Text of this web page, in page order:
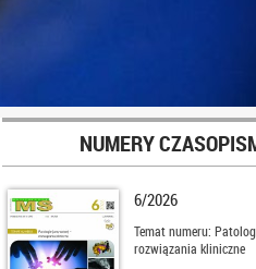
NUMERY
6/2026
Temat numeru:
rozwiązania kliniczne